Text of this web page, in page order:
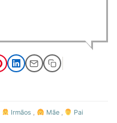
Irmãos , Mãe, Pai